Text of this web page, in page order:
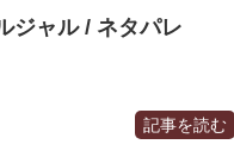
ジャル / ネタパレ
記事を読む